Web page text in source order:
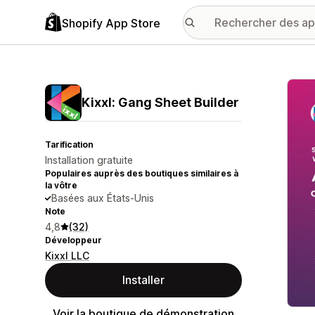
Shopify App Store
Kixxl: Gang Sheet Builder
Tarification
Installation gratuite
Populaires auprès des boutiques similaires à
la vôtre
Basées aux États-Unis
Note
4,8 (32)
Développeur
Kixxl LLC
Installer